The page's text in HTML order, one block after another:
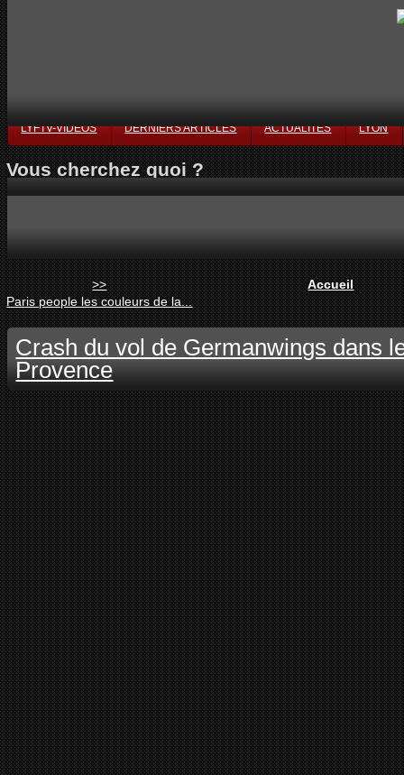
LYFTV-VIDÉOS DERNIERS ARTICLES ACTUALITÉS LYON
Vous cherchez quoi ?
>>
Paris people les couleurs de la...
Accueil
Crash du vol de Germanwings dans
Provence